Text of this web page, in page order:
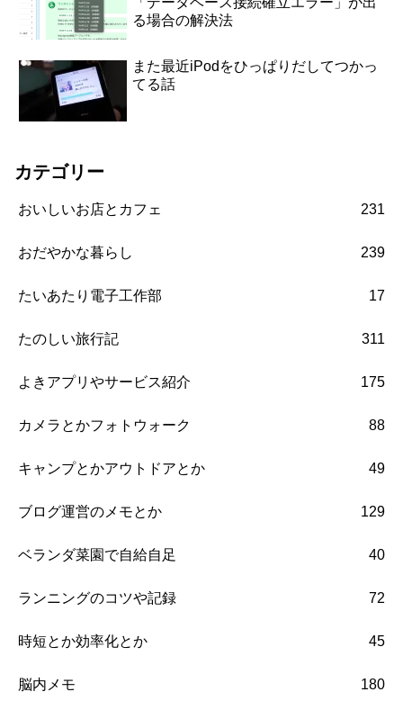
る場合の解決法
また最近iPodをひっぱりだしてつかっ
てる話
カテゴリー
おいしいお店とカフェ 231
おだやかな暮らし 239
たいあたり電子工作部 17
たのしい旅行記 311
よきアプリやサービス紹介 175
カメラとかフォトウォーク 88
キャンプとかアウトドアとか 49
ブログ運営のメモとか 129
ベランダ菜園で自給自足 40
ランニングのコツや記録 72
時短とか効率化とか 45
脳内メモ 180